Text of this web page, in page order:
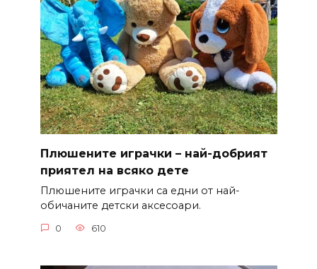
Плюшените играчки – най-добрият
приятел на всяко дете
Плюшените играчки са едни от най-
обичаните детски аксесоари.
0 610